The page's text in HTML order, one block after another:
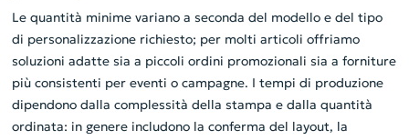
Le quantità minime variano a seconda del modello e del tipo
di personalizzazione richiesto; per molti articoli offriamo
soluzioni adatte sia a piccoli ordini promozionali sia a forniture
più consistenti per eventi o campagne. I tempi di produzione
dipendono dalla complessità della stampa e dalla quantità
ordinata: in genere includono la conferma del layout, la